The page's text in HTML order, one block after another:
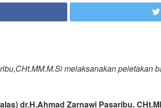
melaksanakan peletakan
dr.H.Ahmad Zarnawi Pasaribu,